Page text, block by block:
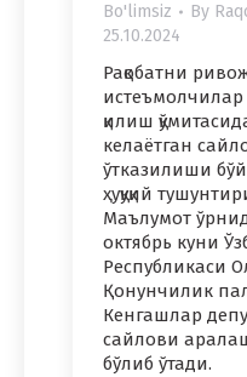
Bo'limsiz By
25.10.2024
Рақобатни
истеъмолчилар
қилиш
келаётган
ўтказилиши
ҳуқуқий
Маълумот
октябрь куни
Республикаси
Қонунчилик
Кенгашлар
сайлови
бўлиб ўтади.